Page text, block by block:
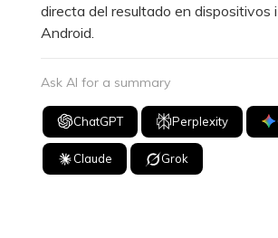
directa del resultado en dispositivos
Android.
Ask AI for a summary
ChatGPT Perplexity
Claude Grok